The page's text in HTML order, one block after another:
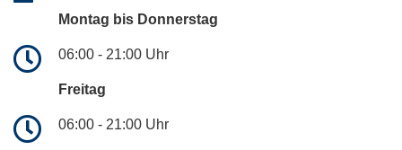
Montag bis Donnerstag
06:00 - 21:00 Uhr
Freitag
06:00 - 21:00 Uhr